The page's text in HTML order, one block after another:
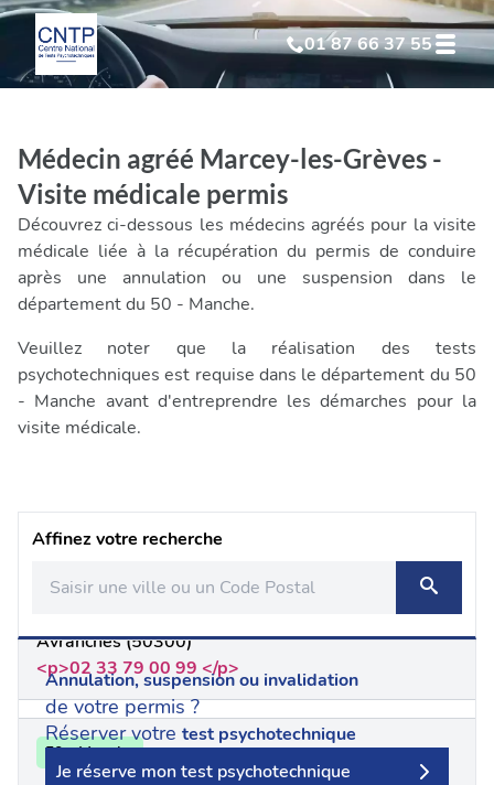
01 87 66 37 55
Test Psychotechnique suite à annulation
Test Psychotechniquesuite à invalidation
Test Psychotechniqueprofessionnel
Médecin agréé Marcey-les-Grèves -
Visite médicale permis
Découvrez ci-dessous les médecins agréés pour la visite
médicale liée à la récupération du permis de conduire
après une annulation ou une suspension dans le
département du 50 - Manche.
Veuillez noter que la réalisation des tests
psychotechniques est requise dans le département du 50
- Manche avant d'entreprendre les démarches pour la
visite médicale.
Affinez votre recherche
Annulation, suspension ou invalidation
de votre permis ?
Réserver votre test psychotechnique
Je réserve mon test psychotechnique
Avranches (50300)
<p>02 33 79 00 99 </p>
50 - Manche